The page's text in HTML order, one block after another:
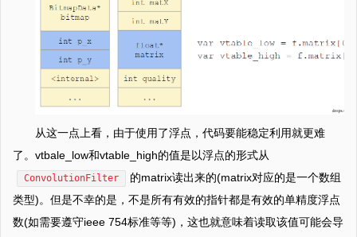
从这一点上看，由于使用了浮点，代码要能稳定利用就更难
了。vtbale_low和vtable_high的值是以浮点的形式从
ConvolutionFilter
的matrix读出来的(matrix对应的是一个数组
类型)。但是不幸的是，不是所有有效的指针都是有效的单精度浮点
数(如需要遵守ieee 754标准等等)，这也就意味着读取该值可能会导